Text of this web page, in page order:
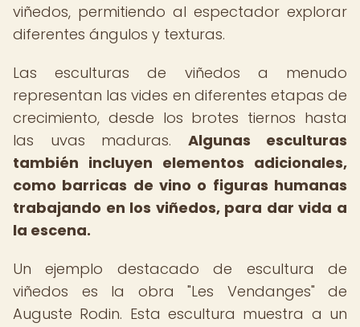
viñedos, permitiendo al espectador explorar
diferentes ángulos y texturas.
Las esculturas de viñedos a menudo
representan las vides en diferentes etapas de
crecimiento, desde los brotes tiernos hasta
las uvas maduras. Algunas esculturas
también incluyen elementos adicionales,
como barricas de vino o figuras humanas
trabajando en los viñedos, para dar vida a
la escena.
Un ejemplo destacado de escultura de
viñedos es la obra "Les Vendanges" de
Auguste Rodin. Esta escultura muestra a un